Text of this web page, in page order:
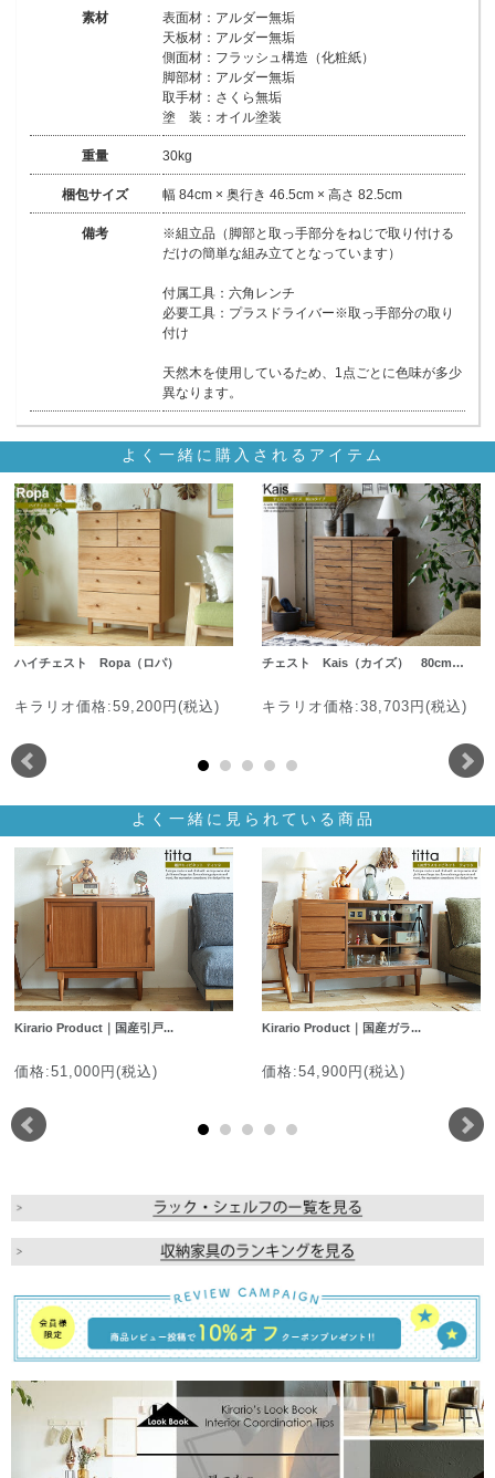
素材
表面材：アルダー無垢
天板材：アルダー無垢
側面材：フラッシュ構造（化粧紙）
脚部材：アルダー無垢
取手材：さくら無垢
塗 装：オイル塗装
重量 30kg
梱包サイズ 幅 84cm × 奥行き 46.5cm × 高さ 82.5cm
備考
※組立品（脚部と取っ手部分をねじで取り付ける
だけの簡単な組み立てとなっています）
付属工具：六角レンチ
必要工具：プラスドライバー※取っ手部分の取り
付け
天然木を使用しているため、1点ごとに色味が多少
異なります。
よく一緒に購入されるアイテム
ハイチェスト Ropa（ロパ）
キラリオ価格:59,200円(税込)
チェスト Kais（カイズ） 80cm…
キラリオ価格:38,703円(税込)
よく一緒に見られている商品
Kirario Product｜国産引戸...
価格:51,000円(税込)
Kirario Product｜国産ガラ...
価格:54,900円(税込)